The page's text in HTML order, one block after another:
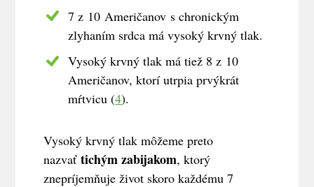
7 z 10 Američanov s chronickým
zlyhaním srdca má vysoký krvný tlak.
Vysoký krvný tlak má tiež 8 z 10
Američanov, ktorí utrpia prvýkrát
mŕtvicu (4).
Vysoký krvný tlak môžeme preto
nazvaťtichým zabijakom, ktorý
znepríjemňuje život skoro každému 7